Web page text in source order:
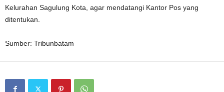
Kelurahan Sagulung Kota, agar mendatangi Kantor Pos yang
ditentukan.
Sumber: Tribunbatam